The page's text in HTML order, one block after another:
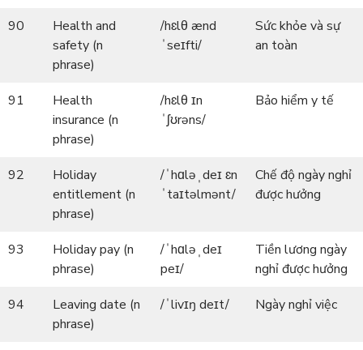
90
Health and
safety (n
phrase)
/hɛlθ ænd
ˈseɪfti/
Sức khỏe và sự
an toàn
91
Health
insurance (n
phrase)
/hɛlθ ɪn
ˈʃʊrəns/
Bảo hiểm y tế
92
Holiday
entitlement (n
phrase)
/ˈhɑləˌdeɪ ɛn
ˈtaɪtəlmənt/
Chế độ ngày nghỉ
được hưởng
93
Holiday pay (n
phrase)
/ˈhɑləˌdeɪ
peɪ/
Tiền lương ngày
nghỉ được hưởng
94
Leaving date (n
phrase)
/ˈlivɪŋ deɪt/ Ngày nghỉ việc